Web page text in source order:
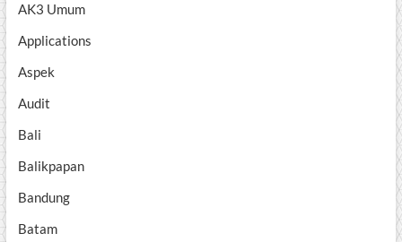
AK3 Umum
Applications
Aspek
Audit
Bali
Balikpapan
Bandung
Batam